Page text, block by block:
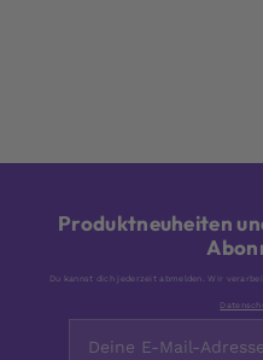
Produktneuheiten
Du kannst dich jederzeit abmelden. Wir